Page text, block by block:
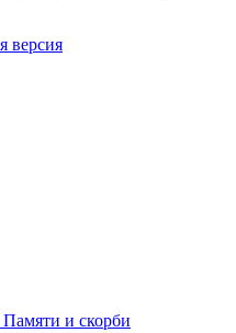
версия
и скорби